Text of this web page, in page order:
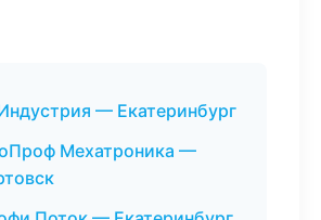
— Екатеринбург
Мехатроника —